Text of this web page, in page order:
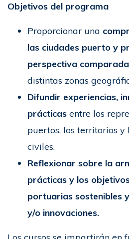
Objetivos del programa
Proporcionar una
las ciudades puerto y
perspectiva comparada
distintas zonas
Difundir experiencias,
prácticas entre los
puertos, los territorios y
civiles.
Reflexionar sobre la
prácticas y los
portuarias sostenibles
y/o innovaciones.